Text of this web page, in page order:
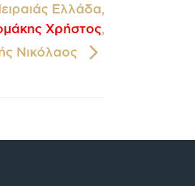
Ελλάδα,
Χρήστος
Νικόλαος